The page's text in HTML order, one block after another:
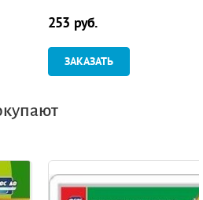
группа (от 4 до 5 лет):
технологических карт
253 руб.
ЗАКАЗАТЬ